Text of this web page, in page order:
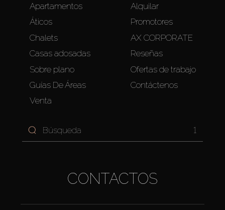
Apartamentos
Áticos
Chalets
Casas adosadas
Sobre plano
Guías De Áreas
Venta
Alquilar
Promotores
AX CORPORATE
Reseñas
Ofertas de trabajo
Contáctenos
1
CONTACTOS